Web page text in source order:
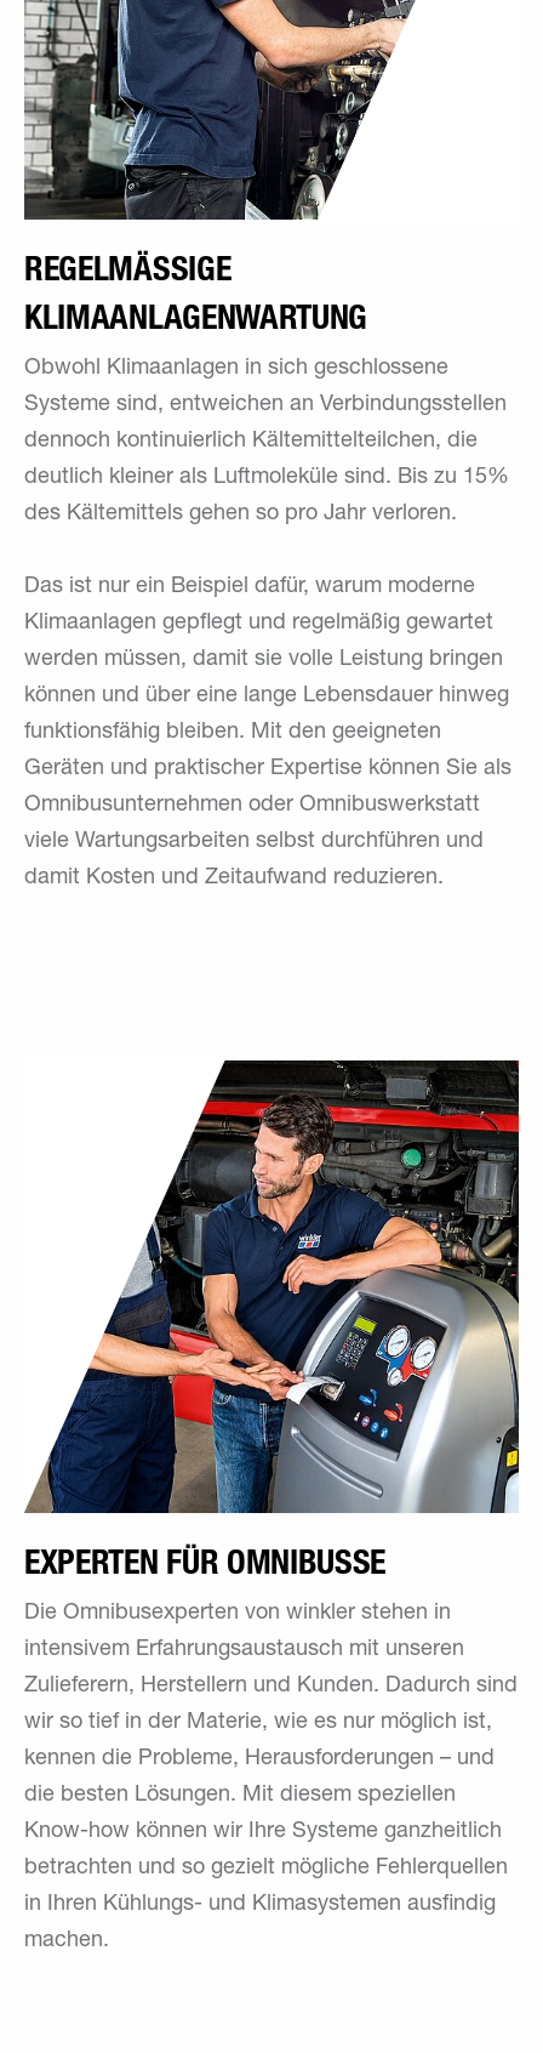
REGELMÄSSIGE K
LIMAANLAGENWARTUNG
Obwohl Klimaanlagen in sich geschlossene
Systeme sind, entweichen an Verbindungsstellen
dennoch kontinuierlich Kältemittelteilchen, die
deutlich kleiner als Luftmoleküle sind. Bis zu 15%
des Kältemittels gehen so pro Jahr verloren.
Das ist nur ein Beispiel dafür, warum moderne
Klimaanlagen gepflegt und regelmäßig gewartet
werden müssen, damit sie volle Leistung bringen
können und über eine lange Lebensdauer hinweg
funktionsfähig bleiben. Mit den geeigneten
Geräten und praktischer Expertise können Sie als
Omnibusunternehmen oder Omnibuswerkstatt
viele Wartungsarbeiten selbst durchführen und
damit Kosten und Zeitaufwand reduzieren.
EXPERTEN FÜR OMNIBUSSE
Die Omnibusexperten von winkler stehen in
intensivem Erfahrungsaustausch mit unseren
Zulieferern, Herstellern und Kunden. Dadurch sind
wir so tief in der Materie, wie es nur möglich ist,
kennen die Probleme, Herausforderungen – und
die besten Lösungen. Mit diesem speziellen
Know-how können wir Ihre Systeme ganzheitlich
betrachten und so gezielt mögliche Fehlerquellen
in Ihren Kühlungs- und Klimasystemen ausfindig
machen.